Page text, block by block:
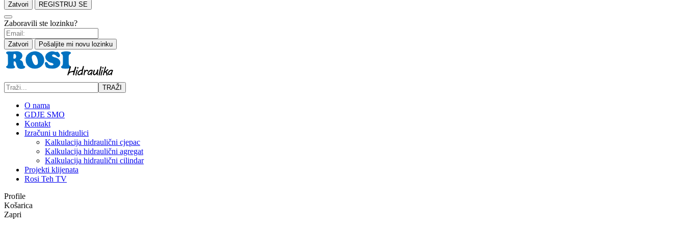
Zatvori REGISTRUJ SE
Zaboravili ste lozinku?
Zatvori Pošaljite mi novu lozinku
TRAŽI
O nama
GDJE SMO
Kontakt
Izračuni u hidraulici
Kalkulacija hidraulični cjepac
Kalkulacija hidraulični agregat
Kalkulacija hidraulični cilindar
Projekti klijenata
Rosi Teh TV
Profile
Košarica
Zapri